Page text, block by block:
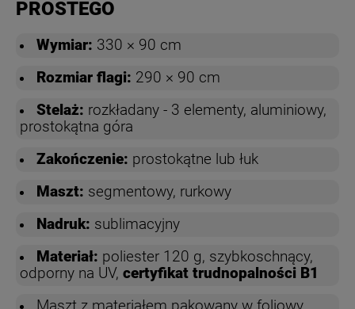
PROSTEGO
Wymiar: 330 × 90 cm
Rozmiar flagi: 290 × 90 cm
Stelaż: rozkładany - 3 elementy, aluminiowy,
prostokątna góra
Zakończenie: prostokątne lub łuk
Maszt: segmentowy, rurkowy
Nadruk: sublimacyjny
Materiał: poliester 120 g, szybkoschnący,
odporny na UV, certyfikat trudnopalności B1